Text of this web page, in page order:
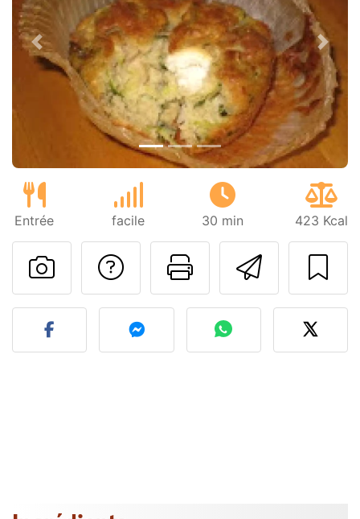
Précédent
Entrée facile 30 min 423 Kcal
Imprimer
Poser une
Publier votre photo de